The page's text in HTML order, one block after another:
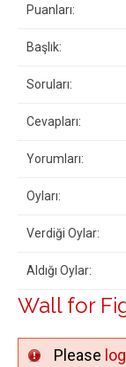
Puanları:
Başlık:
Soruları:
Cevapları:
Yorumları:
Oyları:
Verdiği Oylar:
Aldığı Oylar:
Wall for
Please